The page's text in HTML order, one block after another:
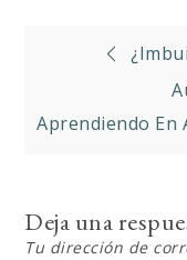
de
entradas
Aprendiendo En
Deja una
Tu dirección de